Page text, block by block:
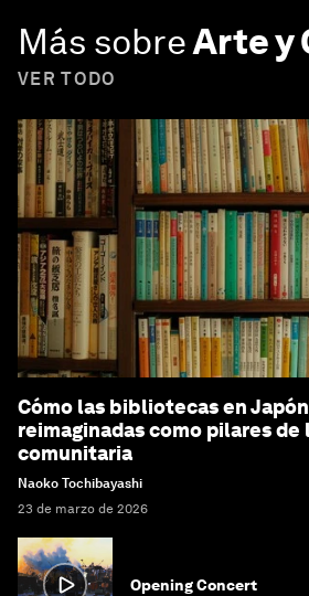
Más sobreArte y
VER TODO
Cómo las bibliotecas en
reimaginadas como pilares de
comunitaria
Naoko Tochibayashi
23 de marzo de 2026
Opening Concert